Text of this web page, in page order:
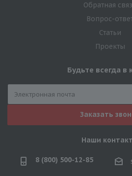
Обратная
Вопрос-
Статьи
Проекты
Будьте всегда в
Заказать
Наши
8 (800) 500-12-85